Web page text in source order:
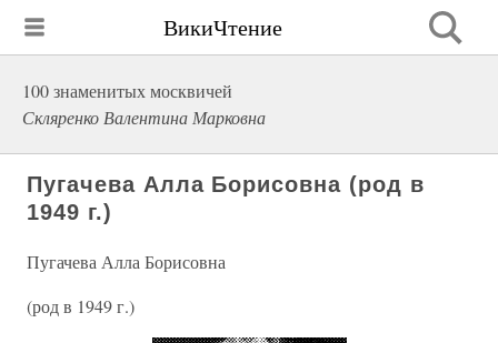
ВикиЧтение
100 знаменитых москвичей
Скляренко Валентина Марковна
Пугачева Алла Борисовна (род в
1949 г.)
Пугачева Алла Борисовна
(род в 1949 г.)